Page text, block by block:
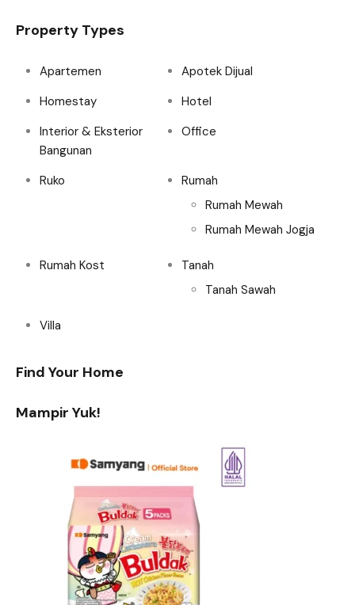
Property Types
Apartemen
Apotek Dijual
Homestay
Hotel
Interior & Eksterior
Bangunan
Office
Ruko
Rumah
Rumah Mewah
Rumah Mewah Jogja
Rumah Kost
Tanah
Tanah Sawah
Villa
Find Your Home
Mampir Yuk!